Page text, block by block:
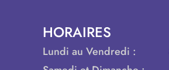
HORAIRES
Lundi au Vendredi :